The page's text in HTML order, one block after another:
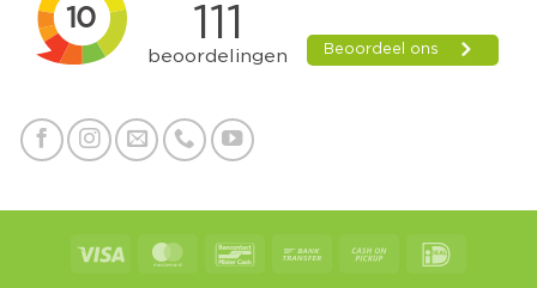
Visa MasterCardBancontact
Bank
Cash